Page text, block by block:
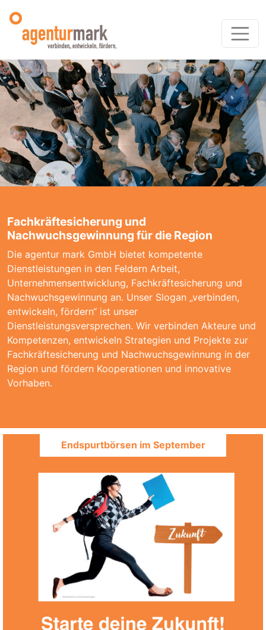
Fachkräftesicherung und
Nachwuchsgewinnung für die Region
Die agentur mark GmbH bietet kompetente
Dienstleistungen in den Feldern Arbeit,
Unternehmensentwicklung, Fachkräftesicherung und
Nachwuchsgewinnung an. Unser Slogan „verbinden,
entwickeln, fördern“ ist unser
Dienstleistungsversprechen. Wir verbinden Akteure und
Kompetenzen, entwickeln Strategien und Projekte zur
Fachkräftesicherung und Nachwuchsgewinnung in der
Region und fördern Kooperationen und innovative
Vorhaben.
Endspurtbörsen im September